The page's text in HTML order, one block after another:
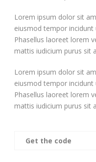
Lorem ipsum dolor sit
eiusmod tempor
Phasellus laoreet lorem
mattis iudicium purus sit
Lorem ipsum dolor sit
eiusmod tempor
Phasellus laoreet lorem
mattis iudicium purus sit
Get the code